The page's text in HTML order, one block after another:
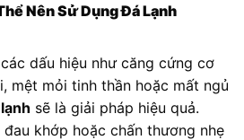
Nên Sử Dụng Đá Lạnh
dấu hiệu như căng cứng cơ
mệt mỏi tinh thần hoặc mất ngủ
sẽ là giải pháp hiệu quả.
khớp hoặc chấn thương nhẹ